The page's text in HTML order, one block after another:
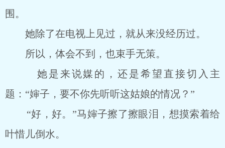
围。
她除了在电视上见过，就从来没经历过。
所以，体会不到，也束手无策。
她是来说媒的，还是希望直接切入主
题：“婶子，要不你先听听这姑娘的情况？”
“好，好。”马婶子擦了擦眼泪，想摸索着给
叶惜儿倒水。